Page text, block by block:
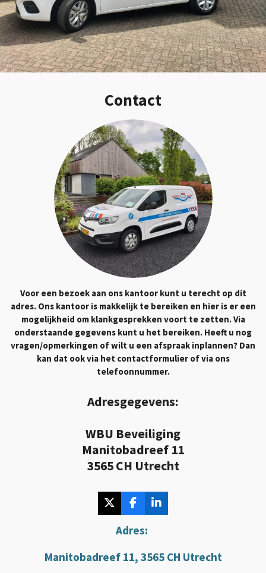
Contact
Voor een bezoek aan ons kantoor kunt u terecht op dit
adres. Ons kantoor is makkelijk te bereiken en hier is er een
mogelijkheid om klankgesprekken voort te zetten. Via
onderstaande gegevens kunt u het bereiken. Heeft u nog
vragen/opmerkingen of wilt u een afspraak inplannen? Dan
kan dat ook via het contactformulier of via ons
telefoonnummer.
Adresgegevens:
WBU Beveiliging
Manitobadreef 11
3565 CH Utrecht
X
F
a
c
o
L
i
d
Adres:
Manitobadreef 11, 3565 CH Utrecht